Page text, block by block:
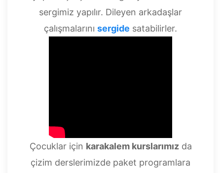
sergimiz yapılır. Dileyen arkadaşlar
çalışmalarını sergide satabilirler.
Çocuklar için karakalem kurslarımızda
çizim derslerimizde paket programlara